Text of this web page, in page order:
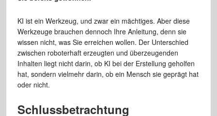
KI ist ein Werkzeug, und zwar ein mächtiges. Aber diese
Werkzeuge brauchen dennoch Ihre Anleitung, denn sie
wissen nicht, was Sie erreichen wollen. Der Unterschied
zwischen roboterhaft erzeugten und überzeugenden
Inhalten liegt nicht darin, ob KI bei der Erstellung geholfen
hat, sondern vielmehr darin, ob ein Mensch sie geprägt hat
oder nicht.
Schlussbetrachtung